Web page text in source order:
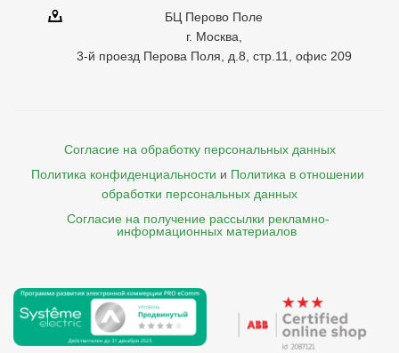
БЦ Перово Поле
г. Москва,
3-й проезд Перова Поля, д.8, стр.11, офис 209
Согласие на обработку персональных данных
Политика конфиденциальности и Политика в отношении
обработки персональных данных
Согласие на получение рассылки рекламно-
    информационных материалов